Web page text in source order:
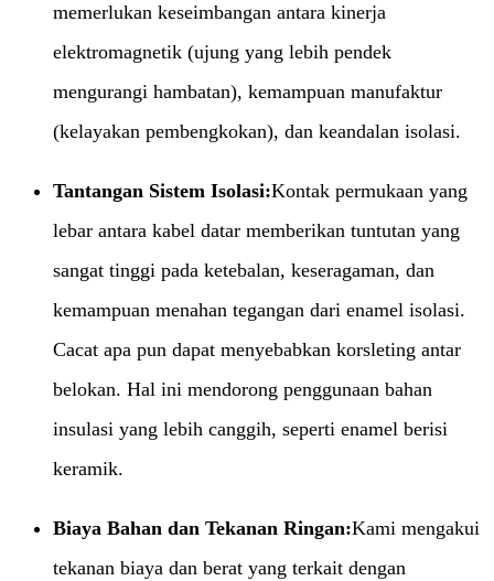
memerlukan keseimbangan antara kinerja
elektromagnetik (ujung yang lebih pendek
mengurangi hambatan), kemampuan manufaktur
(kelayakan pembengkokan), dan keandalan isolasi.
Tantangan Sistem Isolasi:​Kontak permukaan yang
lebar antara kabel datar memberikan tuntutan yang
sangat tinggi pada ketebalan, keseragaman, dan
kemampuan menahan tegangan dari enamel isolasi.
Cacat apa pun dapat menyebabkan korsleting antar
belokan. Hal ini mendorong penggunaan bahan
insulasi yang lebih canggih, seperti enamel berisi
keramik.
Biaya Bahan dan Tekanan Ringan:​Kami mengakui
tekanan biaya dan berat yang terkait dengan